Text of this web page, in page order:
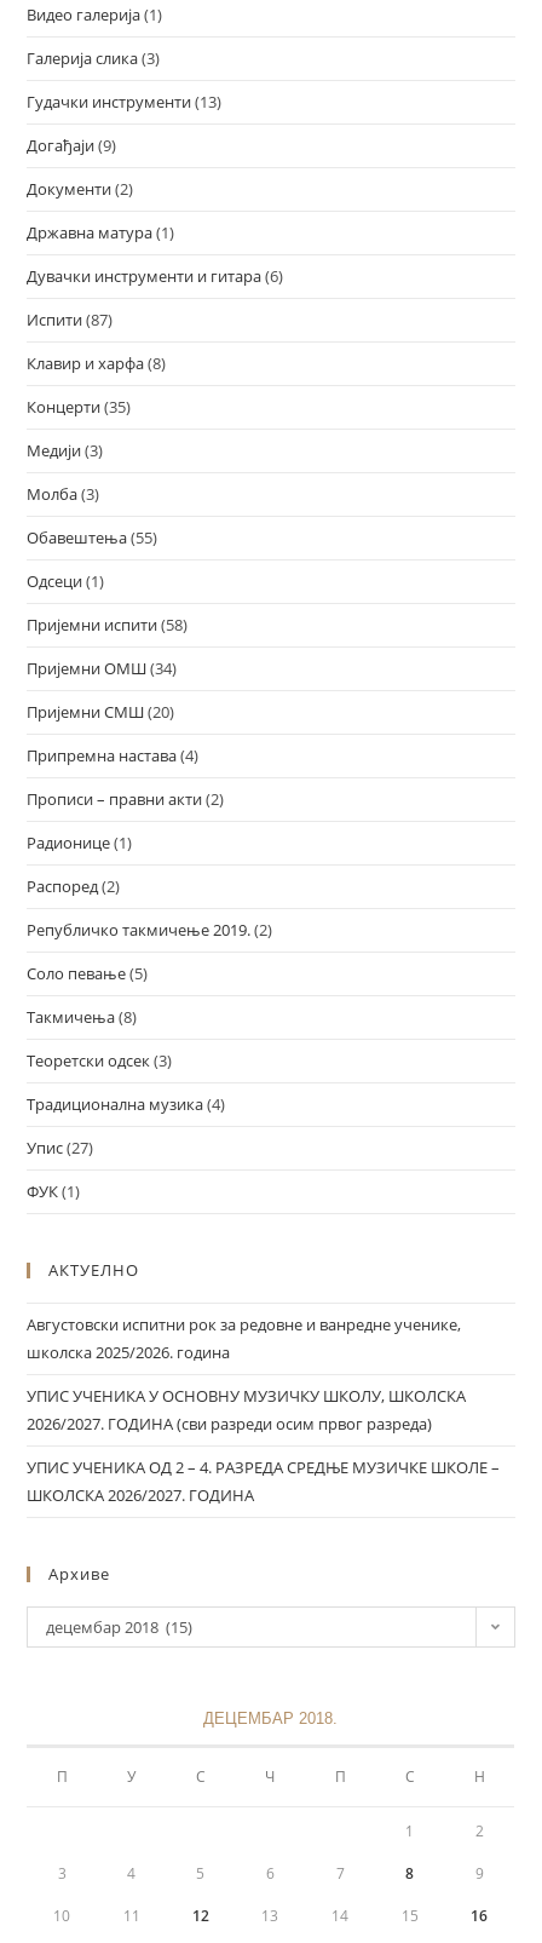
Видео галерија(1)
Галерија слика(3)
Гудачки инструменти(13)
Догађаји(9)
Документи(2)
Државна матура(1)
Дувачки инструменти и гитара(6)
Испити(87)
Клавир и харфа(8)
Концерти(35)
Медији(3)
Молба(3)
Обавештења(55)
Одсеци(1)
Пријемни испити(58)
Пријемни ОМШ(34)
Пријемни СМШ(20)
Припремна настава(4)
Прописи – правни акти(2)
Радионице(1)
Распоред(2)
Републичко такмичење 2019.(2)
Соло певање(5)
Такмичења(8)
Теоретски одсек(3)
Традиционална музика(4)
Упис(27)
ФУК(1)
АКТУЕЛНО
Августовски испитни рок за редовне и ванредне ученике,
школска 2025/2026. година
УПИС УЧЕНИКА У ОСНОВНУ МУЗИЧКУ ШКОЛУ, ШКОЛСКА
2026/2027. ГОДИНА (сви разреди осим првог разреда)
УПИС УЧЕНИКА ОД 2 – 4. РАЗРЕДА СРЕДЊЕ МУЗИЧКЕ ШКОЛЕ –
ШКОЛСКА 2026/2027. ГОДИНА
Архиве
децембар 2018 (15)
ДЕЦЕМБАР 2018.
П У С Ч П С Н
1 2
3 4 5 6 7 8 9
10 11 12 13 14 15 16